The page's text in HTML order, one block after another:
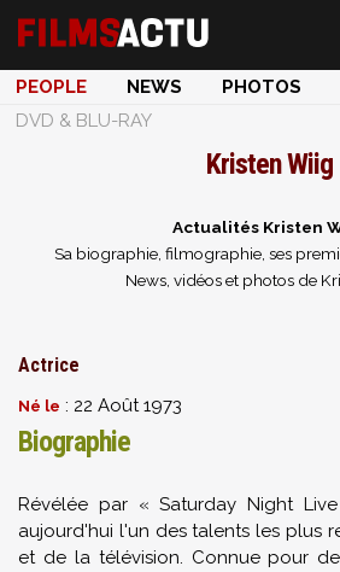
PEOPLE NEWS PHOTOS
DVD & BLU-RAY
Kristen Wiig
Actualités Kristen
Sa biographie, filmographie, ses
News, vidéos et photos de
Actrice
Né le : 22 Août 1973
Biographie
Révélée par « Saturday Night
aujourd'hui l'un des talents les plus
et de la télévision. Connue pour